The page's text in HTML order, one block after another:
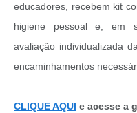
educadores, recebem kit
higiene pessoal e, em
avaliação individualizada
encaminhamentos
CLIQUE AQUI e acesse a